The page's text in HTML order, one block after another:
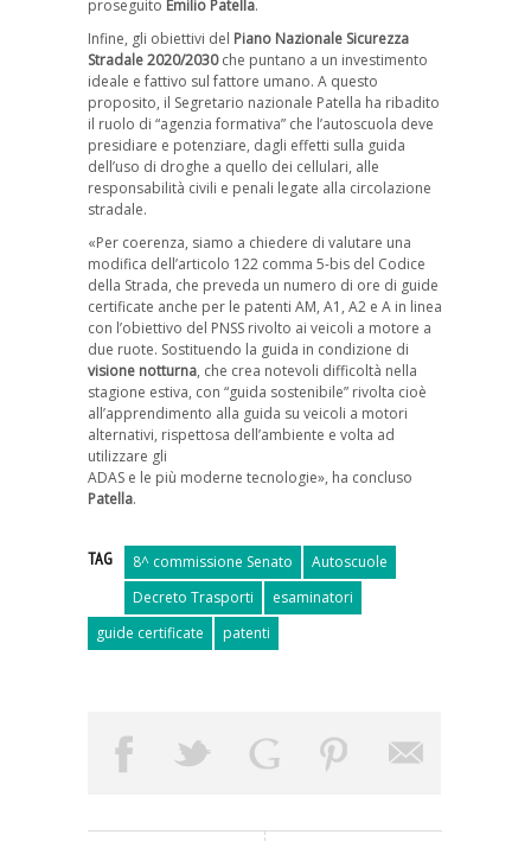
proseguito Emilio Patella.
Infine, gli obiettivi del Piano Nazionale Sicurezza
Stradale 2020/2030che puntano a un investimento
ideale e fattivo sul fattore umano. A questo
proposito, il Segretario nazionale Patella ha ribadito
il ruolo di “agenzia formativa” che l’autoscuola deve
presidiare e potenziare, dagli effetti sulla guida
dell’uso di droghe a quello dei cellulari, alle
responsabilità civili e penali legate alla circolazione
stradale.
«Per coerenza, siamo a chiedere di valutare una
modifica dell’articolo 122 comma 5-bis del Codice
della Strada, che preveda un numero di ore di guide
certificate anche per le patenti AM, A1, A2 e A in linea
con l’obiettivo del PNSS rivolto ai veicoli a motore a
due ruote. Sostituendo la guida in condizione di
visione notturna, che crea notevoli difficoltà nella
stagione estiva, con “guida sostenibile” rivolta cioè
all’apprendimento alla guida su veicoli a motori
alternativi, rispettosa dell’ambiente e volta ad
utilizzare gli
ADAS e le più moderne tecnologie», ha concluso
Patella.
TAG 8^ commissione Senato
Autoscuole
Decreto Trasporti
esaminatori
guide certificate
patenti